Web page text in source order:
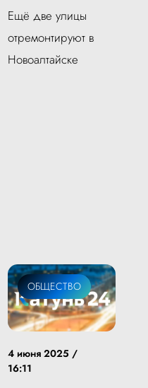
Ещё две улицы
отремонтируют в
Новоалтайске
ОБЩЕСТВО
4 июня 2025 /
16:11